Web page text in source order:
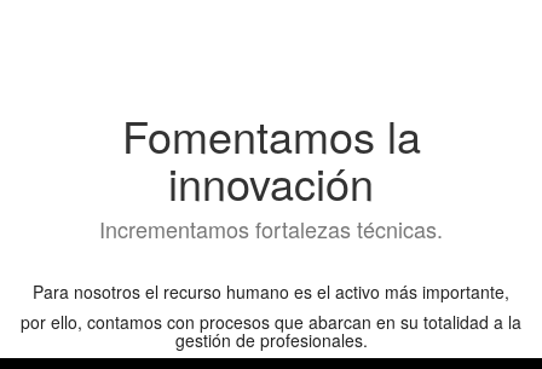
Fomentamos la
innovación
Incrementamos fortalezas técnicas.
Para nosotros el recurso humano es el activo más importante,
por ello, contamos con procesos que abarcan en su totalidad a la
gestión de profesionales.